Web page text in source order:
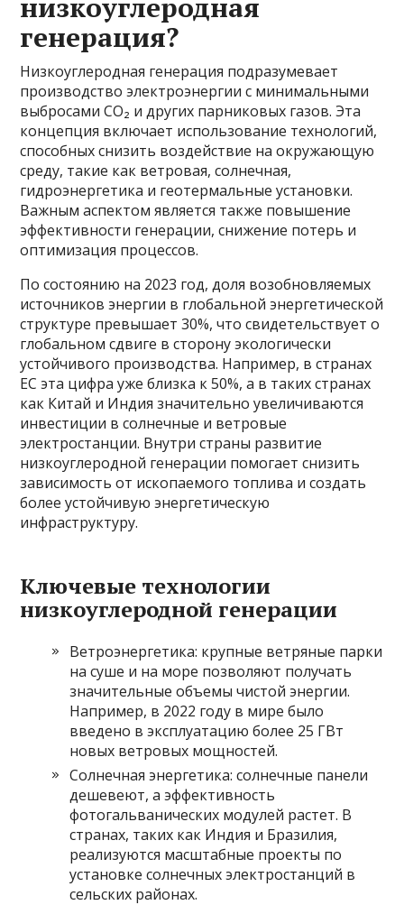
низкоуглеродная
генерация?
Низкоуглеродная генерация подразумевает
производство электроэнергии с минимальными
выбросами CO₂ и других парниковых газов. Эта
концепция включает использование технологий,
способных снизить воздействие на окружающую
среду, такие как ветровая, солнечная,
гидроэнергетика и геотермальные установки.
Важным аспектом является также повышение
эффективности генерации, снижение потерь и
оптимизация процессов.
По состоянию на 2023 год, доля возобновляемых
источников энергии в глобальной энергетической
структуре превышает 30%, что свидетельствует о
глобальном сдвиге в сторону экологически
устойчивого производства. Например, в странах
ЕС эта цифра уже близка к 50%, а в таких странах
как Китай и Индия значительно увеличиваются
инвестиции в солнечные и ветровые
электростанции. Внутри страны развитие
низкоуглеродной генерации помогает снизить
зависимость от ископаемого топлива и создать
более устойчивую энергетическую
инфраструктуру.
Ключевые технологии
низкоуглеродной генерации
Ветроэнергетика: крупные ветряные парки
на суше и на море позволяют получать
значительные объемы чистой энергии.
Например, в 2022 году в мире было
введено в эксплуатацию более 25 ГВт
новых ветровых мощностей.
Солнечная энергетика: солнечные панели
дешевеют, а эффективность
фотогальванических модулей растет. В
странах, таких как Индия и Бразилия,
реализуются масштабные проекты по
установке солнечных электростанций в
сельских районах.